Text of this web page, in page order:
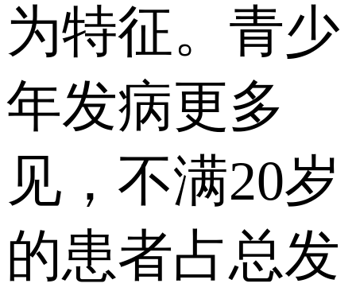
为特征。青少
年发病更多
见，不满20岁
的患者占总发